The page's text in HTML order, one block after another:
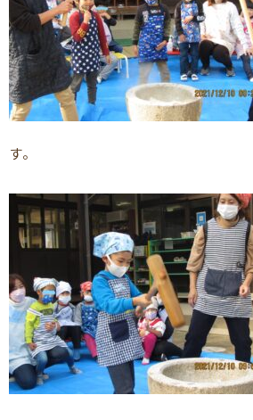
す。